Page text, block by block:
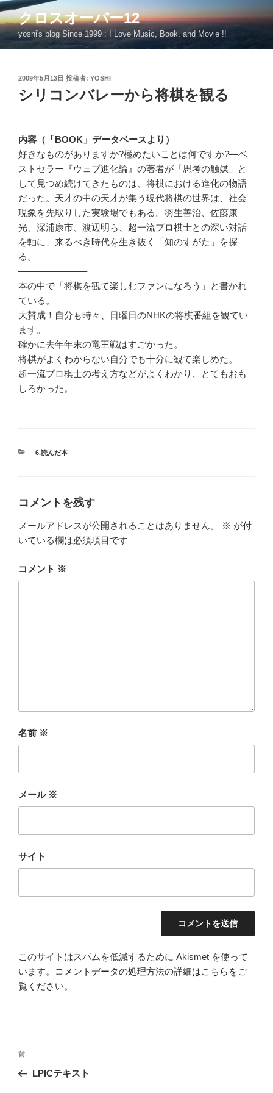
コ
ン
テ
ン
クロスオーバー12
yoshi's blog Since 1999 : I Love Music, Book, and Movie !!
投
稿
日:
2009年5月13日 投稿者: YOSHI
シリコンバレーから将棋を観る
内容（「BOOK」データベースより）
好きなものがありますか?極めたいことは何ですか?―ベ
ストセラー『ウェブ進化論』の著者が「思考の触媒」と
して見つめ続けてきたものは、将棋における進化の物語
だった。天才の中の天才が集う現代将棋の世界は、社会
現象を先取りした実験場でもある。羽生善治、佐藤康
光、深浦康市、渡辺明ら、超一流プロ棋士との深い対話
を軸に、来るべき時代を生き抜く「知のすがた」を探
る。
———————–
本の中で「将棋を観て楽しむファンになろう」と書かれ
ている。
大賛成！自分も時々、日曜日のNHKの将棋番組を観てい
ます。
確かに去年年末の竜王戦はすごかった。
将棋がよくわからない自分でも十分に観て楽しめた。
超一流プロ棋士の考え方などがよくわかり、とてもおも
しろかった。
カ
6.読んだ本
コメントを残す
メールアドレスが公開されることはありません。 ※ が付
いている欄は必須項目です
コメント ※
名前 ※
メール ※
サイト
このサイトはスパムを低減するために Akismet を使って
います。
コメントデータの処理方法の詳細はこちらをご
覧ください。
投
ナ
前
の
前
LPICテキスト